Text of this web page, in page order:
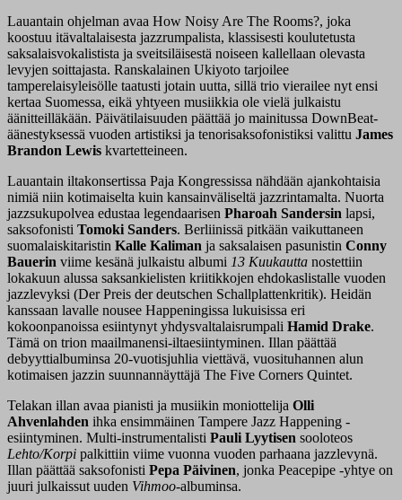
Lauantain ohjelman avaa How Noisy Are The Rooms?, joka
koostuu itävaltalaisesta jazzrumpalista, klassisesti koulutetusta
saksalaisvokalistista ja sveitsiläisestä noiseen kallellaan olevasta
levyjen soittajasta. Ranskalainen Ukiyoto tarjoilee
tamperelaisyleisölle taatusti jotain uutta, sillä trio vierailee nyt ensi
kertaa Suomessa, eikä yhtyeen musiikkia ole vielä julkaistu
äänitteilläkään. Päivätilaisuuden päättää jo mainitussa DownBeat-
äänestyksessä vuoden artistiksi ja tenorisaksofonistiksi valittu James
Brandon Lewis kvartetteineen.
Lauantain iltakonsertissa Paja Kongressissa nähdään ajankohtaisia
nimiä niin kotimaiselta kuin kansainväliseltä jazzrintamalta. Nuorta
jazzsukupolvea edustaa legendaarisen Pharoah Sandersin lapsi,
saksofonisti Tomoki Sanders. Berliinissä pitkään vaikuttaneen
suomalaiskitaristin Kalle Kaliman ja saksalaisen pasunistin Conny
Bauerin viime kesänä julkaistu albumi 13 Kuukautta nostettiin
lokakuun alussa saksankielisten kriitikkojen ehdokaslistalle vuoden
jazzlevyksi (Der Preis der deutschen Schallplattenkritik). Heidän
kanssaan lavalle nousee Happeningissa lukuisissa eri
kokoonpanoissa esiintynyt yhdysvaltalaisrumpali Hamid Drake.
Tämä on trion maailmanensi-iltaesiintyminen. Illan päättää
debyyttialbuminsa 20-vuotisjuhlia viettävä, vuosituhannen alun
kotimaisen jazzin suunnannäyttäjä The Five Corners Quintet.
Telakan illan avaa pianisti ja musiikin moniottelija Olli
Ahvenlahden ihka ensimmäinen Tampere Jazz Happening -
esiintyminen. Multi-instrumentalisti Pauli Lyytisen sooloteos
Lehto/Korpi palkittiin viime vuonna vuoden parhaana jazzlevynä.
Illan päättää saksofonisti Pepa Päivinen, jonka Peacepipe -yhtye on
juuri julkaissut uuden Vihmoo-albuminsa.